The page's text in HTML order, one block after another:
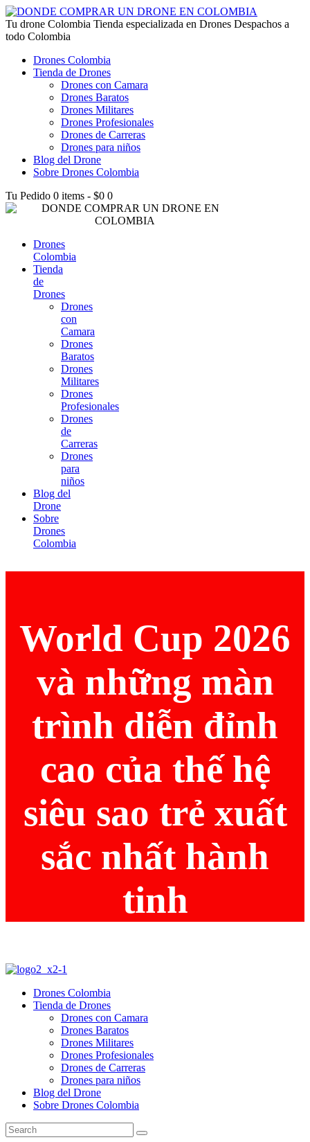
Tu drone Colombia Tienda especializada en Drones Despachos a
todo Colombia
Drones Colombia
Tienda de Drones
Drones con Camara
Drones Baratos
Drones Militares
Drones Profesionales
Drones de Carreras
Drones para niños
Blog del Drone
Sobre Drones Colombia
Tu Pedido 0 items - $0 0
Drones
Colombia
Tienda
de
Drones
Drones
con
Camara
Drones
Baratos
Drones
Militares
Drones
Profesionales
Drones
de
Carreras
Drones
para
niños
Blog del
Drone
Sobre
Drones
Colombia
World Cup 2026
và những màn
trình diễn đỉnh
cao của thế hệ
siêu sao trẻ xuất
sắc nhất hành
tinh
Drones Colombia
Tienda de Drones
Drones con Camara
Drones Baratos
Drones Militares
Drones Profesionales
Drones de Carreras
Drones para niños
Blog del Drone
Sobre Drones Colombia